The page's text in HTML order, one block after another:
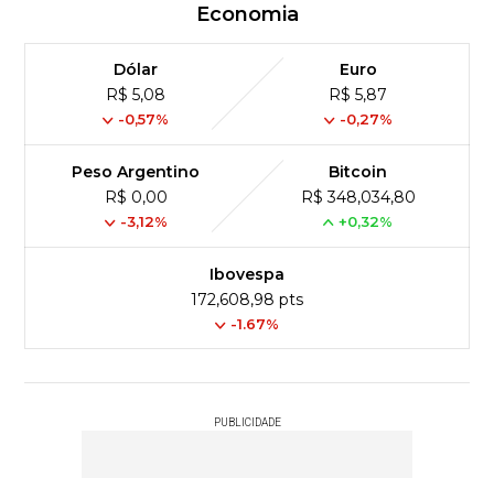
Economia
Dólar
R$ 5,08
-0,57%
Euro
R$ 5,87
-0,27%
Peso Argentino
R$ 0,00
-3,12%
Bitcoin
R$ 348,034,80
+0,32%
Ibovespa
172,608,98 pts
-1.67%
PUBLICIDADE